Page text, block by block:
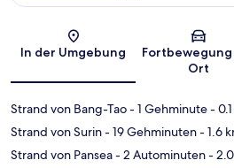
Karte
In der Umgebung
Fortbewegung
Ort
Strand von Bang-Tao- 1 Gehminute-
Strand von Surin- 19 Gehminuten- 1.6
Strand von Pansea- 2 Autominuten-